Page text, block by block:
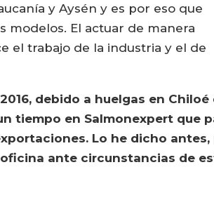
y Aysén y es por eso que
modelos. El actuar de manera
el trabajo de la industria y el de
debido a huelgas en
tiempo en Salmonexpert que
Lo he dicho
ante circunstancias de